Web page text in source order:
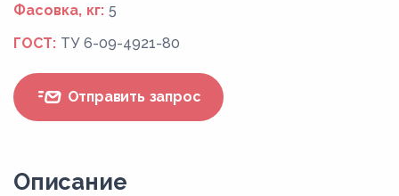
Фасовка, кг: 5
ГОСТ: ТУ 6-09-4921-80
Отправить запрос
Описание